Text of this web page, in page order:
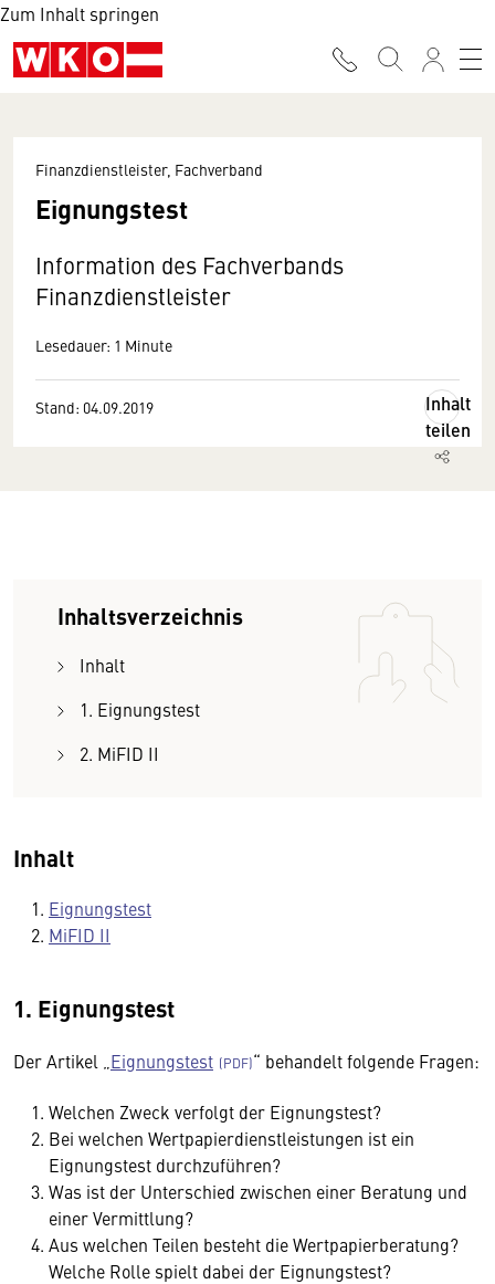
Zum Inhalt springen
Finanzdienstleister, Fachverband
Eignungstest
Information des Fachverbands
Finanzdienstleister
Lesedauer: 1 Minute
Stand: 04.09.2019
Inhalt
teilen
Inhaltsverzeichnis
Inhalt
1. Eignungstest
2. MiFID II
Inhalt
Eignungstest
MiFID II
1. Eignungstest
Der Artikel „ Eignungstest “ behandelt folgende Fragen:
Welchen Zweck verfolgt der Eignungstest?
Bei welchen Wertpapierdienstleistungen ist ein
Eignungstest durchzuführen?
Was ist der Unterschied zwischen einer Beratung und
einer Vermittlung?
Aus welchen Teilen besteht die Wertpapierberatung?
Welche Rolle spielt dabei der Eignungstest?